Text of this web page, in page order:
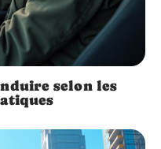
selon les